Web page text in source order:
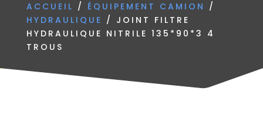
ACCUEIL / ÉQUIPEMENT CAMION /
HYDRAULIQUE / JOINT FILTRE
HYDRAULIQUE NITRILE 135*90*3 4
TROUS